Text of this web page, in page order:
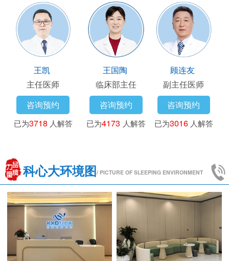
王凯
主任医师
咨询预约
已为3718 人解答
王国陶
临床部主任
咨询预约
已为4173 人解答
顾连友
副主任医师
咨询预约
已为3016 人解答
科心大环境图/ PICTURE OF SLEEPING ENVIRONMENT